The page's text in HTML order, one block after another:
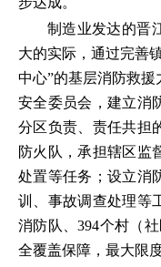
制造业发达的晋
大的实际，通过完善
中心”的基层消防救
安全委员会，建立消
分区负责、责任共担
防火队，承担辖区监
处置等任务；设立消
训、事故调查处理等
消防队、394个村（
全覆盖保障，最大限